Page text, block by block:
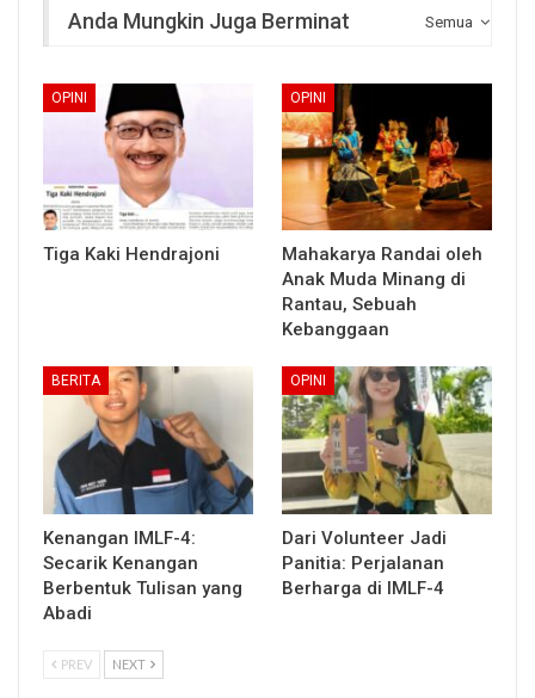
Semua
Anda Mungkin Juga Berminat
OPINI
Tiga Kaki Hendrajoni
OPINI
Mahakarya Randai oleh
Anak Muda Minang di
Rantau, Sebuah
Kebanggaan
BERITA
Kenangan IMLF-4:
Secarik Kenangan
Berbentuk Tulisan yang
Abadi
OPINI
Dari Volunteer Jadi
Panitia: Perjalanan
Berharga di IMLF-4
PREV NEXT